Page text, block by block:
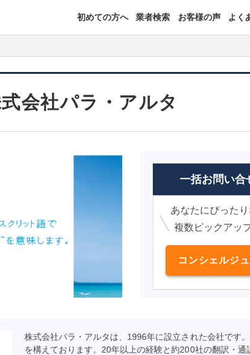
初めての方へ 業者検索 お客様の声 よく
会社パラ・アルタ
一括お問い合
あなたにぴった
複数ピックアッ
コンシェルジ
株式会社パラ・アルタは、1996年に設立された会社です
を構えております。20年以上の経験と約200社の翻訳・通